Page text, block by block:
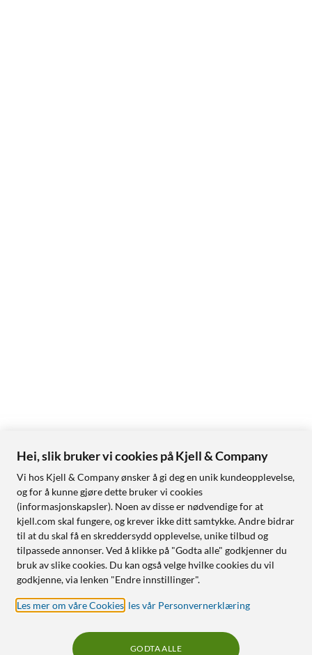
Hei, slik bruker vi cookies på Kjell & Company
Vi hos Kjell & Company ønsker å gi deg en unik kundeopplevelse,
og for å kunne gjøre dette bruker vi cookies
(informasjonskapsler). Noen av disse er nødvendige for at
kjell.com skal fungere, og krever ikke ditt samtykke. Andre bidrar
til at du skal få en skreddersydd opplevelse, unike tilbud og
tilpassede annonser. Ved å klikke på "Godta alle" godkjenner du
bruk av slike cookies. Du kan også velge hvilke cookies du vil
godkjenne, via lenken "Endre innstillinger".
Les mer om våre Cookies les vår Personvernerklæring
GODTA ALLE